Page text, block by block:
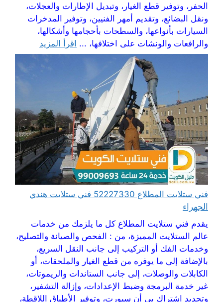
الحفر، وتوفير قطع الغيار، وتبديل الإطارات والعجلات،
ونقل البضائع، وتقديم أمهر الفنيين، وتوفير المدخرات
السيارات بأنواعها، والسطحات بأحجامها وأشكالها،
والرافعات والونشات على اختلافها، ... اقرأ المزيد
فني ستلايت المطلاع 52227330 فني ستلايت هندي
الجهراء
يقدم فني ستلايت المطلاع كل ما يلزمك من خدمات
عالم الستلايت المميزة، من : الفحص والصيانة والتصليح،
وخدمات الفك أو التركيب إلى جانب النقل السريع،
بالإضافة إلى ما يوفره من قطع الغيار والملحقات، أو
الكابلات والوصلات، إلى جانب الستاندات والريموتات،
غير خدمة البرمجة وضبط الإعدادات، وإزالة التشفير،
وتجديد اشتراك بي أن سبورت، وتوفير الأطباق اللاقطة،